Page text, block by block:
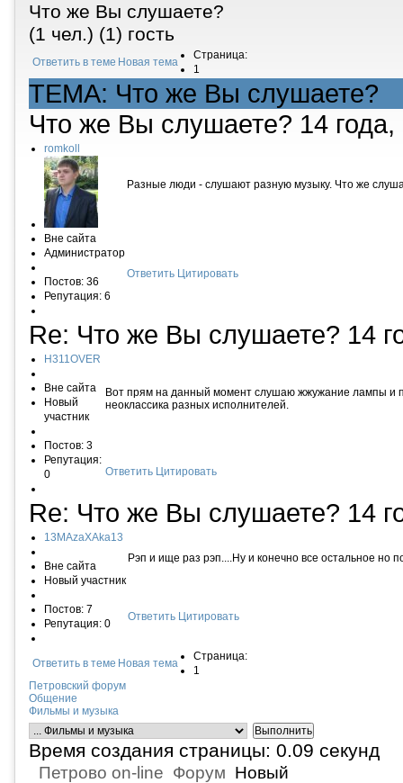
Что же Вы слушаете?
(1 чел.) (1) гость
Ответить в теме Новая тема
Страница:
1
ТЕМА: Что же Вы слушаете?
Что же Вы слушаете? 14
romkoll
Вне сайта
Администратор
Постов: 36
Репутация: 6
Разные люди - слушают разную музыку. Что же
Ответить Цитировать
Re: Что же Вы слушаете? 14
H311OVER
Вне сайта
Новый
участник
Постов: 3
Репутация:
0
Вот прям на данный момент слушаю жжужание лампы и
неоклассика разных исполнителей.
Ответить Цитировать
Re: Что же Вы слушаете? 14
13MAzaXAka13
Вне сайта
Новый участник
Постов: 7
Репутация: 0
Рэп и ище раз рэп....Ну и конечно все остальное но
Ответить Цитировать
Ответить в теме Новая тема
Страница:
1
Петровский форум
Общение
Фильмы и музыка
Время создания страницы: 0.09 секунд
Петрово on-line Форум Новый